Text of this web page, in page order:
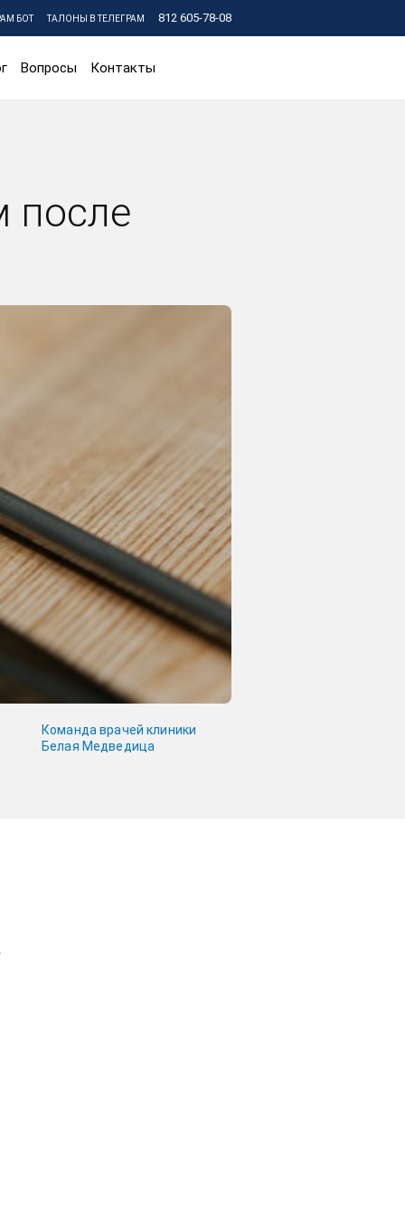
БОТ ТАЛОНЫ В ТЕЛЕГРАМ 812 605-78-08
Вопросы Контакты
после
Команда врачей клиники
Белая Медведица